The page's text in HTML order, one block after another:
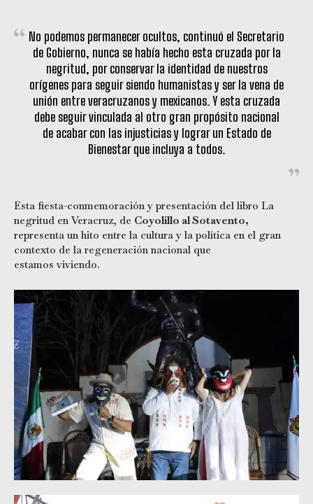
No podemos permanecer ocultos, continuó el Secretario
de Gobierno, nunca se había hecho esta cruzada por la
negritud, por conservar la identidad de nuestros
orígenes para seguir siendo humanistas y ser la vena de
unión entre veracruzanos y mexicanos. Y esta cruzada
debe seguir vinculada al otro gran propósito nacional
de acabar con las injusticias y lograr un Estado de
Bienestar que incluya a todos.
Esta fiesta-conmemoración y presentación del libro La
negritud en Veracruz, de Coyolillo al Sotavento,
representa un hito entre la cultura y la política en el gran
contexto de la regeneración nacional que
estamos viviendo.